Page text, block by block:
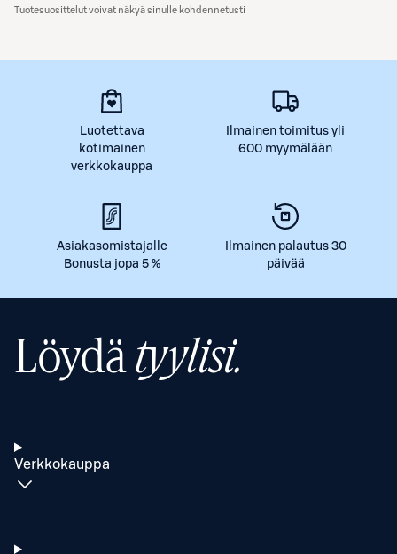
Tuotesuosittelut voivat näkyä sinulle kohdennetusti
Luotettava
kotimainen
verkkokauppa
Ilmainen toimitus yli
600 myymälään
Asiakasomistajalle
Bonusta jopa 5 %
Ilmainen palautus 30
päivää
Löydätyylisi.
Verkkokauppa